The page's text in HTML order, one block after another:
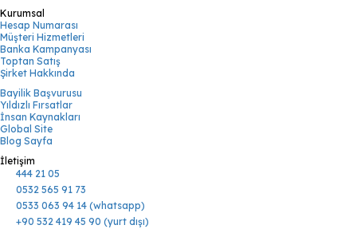
Kurumsal
Hesap Numarası
Müşteri Hizmetleri
Banka Kampanyası
Toptan Satış
Şirket Hakkında
Bayilik Başvurusu
Yıldızlı Fırsatlar
İnsan Kaynakları
Global Site
Blog Sayfa
İletişim
444 21 05
0532 565 91 73
0533 063 94 14 (whatsapp)
+90 532 419 45 90 (yurt dışı)